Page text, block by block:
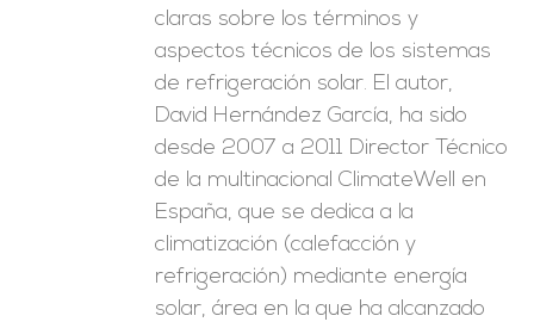
claras sobre los términos y
aspectos técnicos de los sistemas
de refrigeración solar. El autor,
David Hernández García, ha sido
desde 2007 a 2011 Director Técnico
de la multinacional ClimateWell en
España, que se dedica a la
climatización (calefacción y
refrigeración) mediante energía
solar, área en la que ha alcanzado